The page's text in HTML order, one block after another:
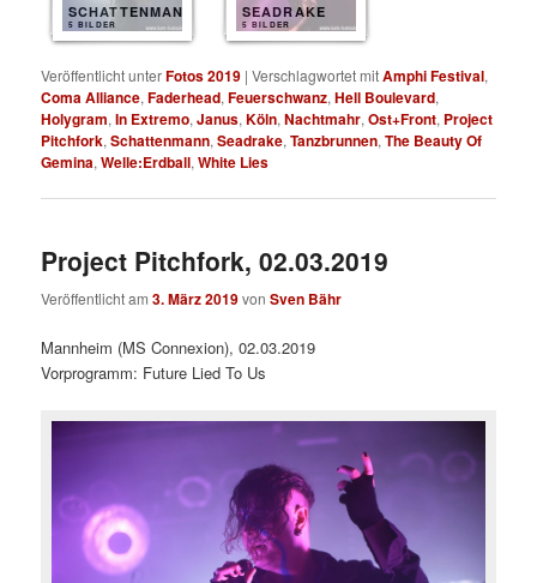
SCHATTENMANN
5 BILDER
SEADRAKE
5 BILDER
Veröffentlicht unterFotos 2019 |Verschlagwortet mitAmphi Festival,
Coma Alliance,Faderhead,Feuerschwanz,Hell Boulevard,
Holygram,In Extremo,Janus,Köln,Nachtmahr,Ost+Front, Project
Pitchfork,Schattenmann,Seadrake,Tanzbrunnen,The Beauty Of
Gemina,Welle:Erdball,White Lies
Project Pitchfork, 02.03.2019
Veröffentlicht am3. März 2019vonSven Bähr
Mannheim (MS Connexion), 02.03.2019
Vorprogramm: Future Lied To Us